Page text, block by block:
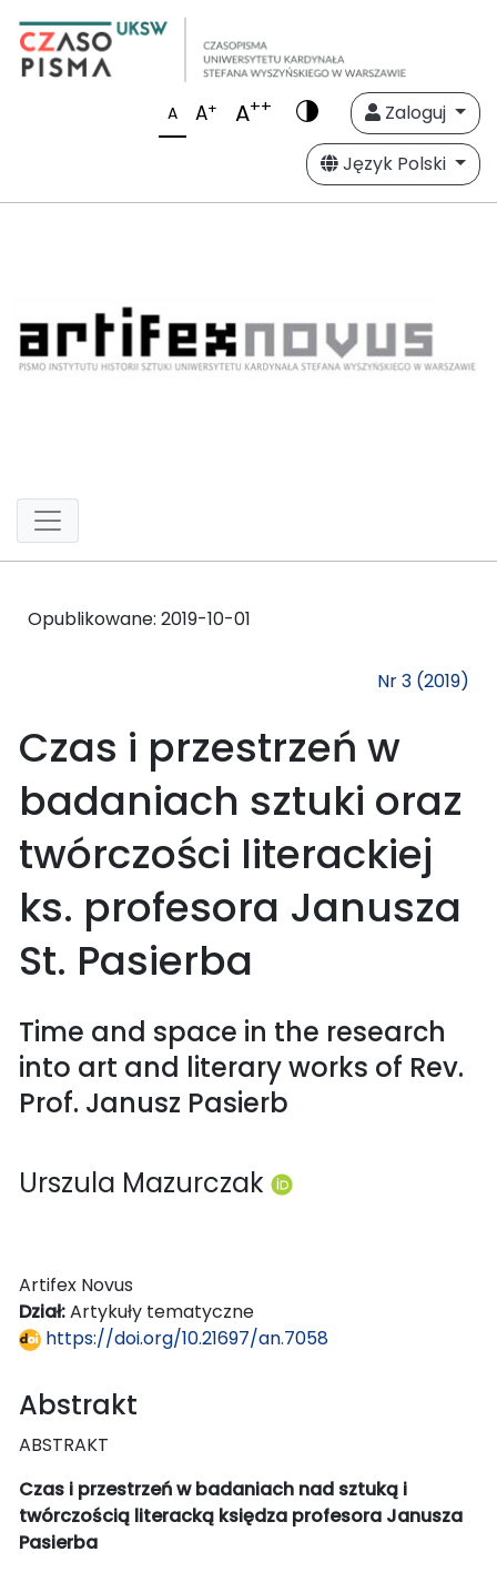
A A+ A++
Zaloguj
Język Polski
Opublikowane: 2019-10-01
Nr 3 (2019)
Czas i przestrzeń w
badaniach sztuki oraz
twórczości literackiej
ks. profesora Janusza
St. Pasierba
Time and space in the research
into art and literary works of Rev.
Prof. Janusz Pasierb
Urszula Mazurczak
Artifex Novus
Dział:Artykuły tematyczne
https://doi.org/10.21697/an.7058
Abstrakt
ABSTRAKT
Czas i przestrzeń w badaniach nad sztuką i
twórczością literacką księdza profesora Janusza
Pasierba